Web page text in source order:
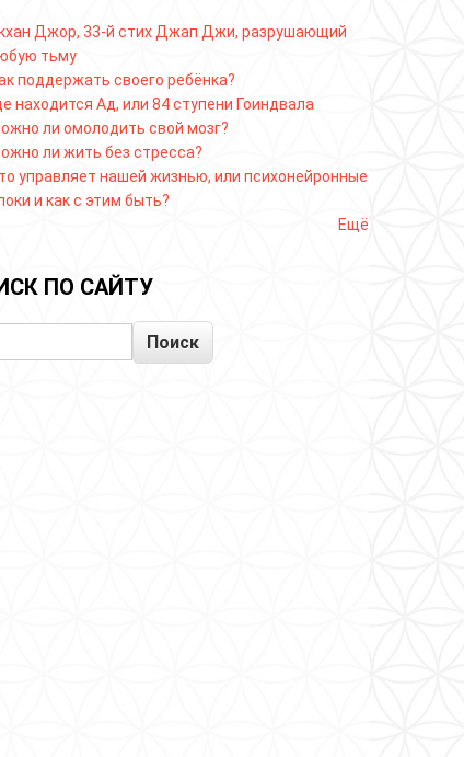
Джор, 33-й стих Джап Джи, разрушающий
тьму
поддержать своего ребёнка?
находится Ад, или 84 ступени Гоиндвала
ли омолодить свой мозг?
ли жить без стресса?
управляет нашей жизнью, или психонейронные
и как с этим быть?
Ещё
ПО САЙТУ